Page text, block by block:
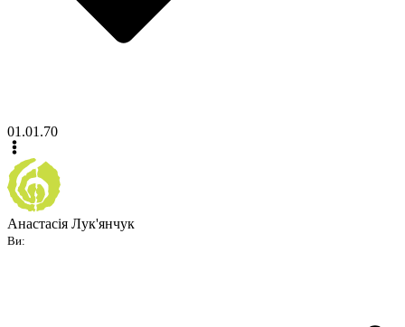
01.01.70
Анастасія Лук'янчук
Ви: